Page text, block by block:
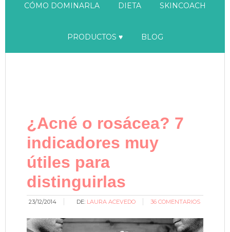
CÓMO DOMINARLA DIETA SKINCOACH
PRODUCTOS ♥ BLOG
¿Acné o rosácea? 7
indicadores muy
útiles para
distinguirlas
23/12/2014 DE: LAURA ACEVEDO 36 COMENTARIOS